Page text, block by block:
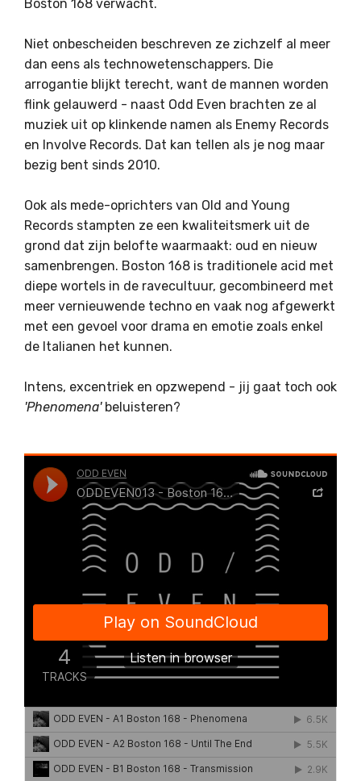
Boston 168 verwacht.
Niet onbescheiden beschreven ze zichzelf al meer
dan eens als technowetenschappers. Die
arrogantie blijkt terecht, want de mannen worden
flink gelauwerd - naast Odd Even brachten ze al
muziek uit op klinkende namen als Enemy Records
en Involve Records. Dat kan tellen als je nog maar
bezig bent sinds 2010.
Ook als mede-oprichters van Old and Young
Records stampten ze een kwaliteitsmerk uit de
grond dat zijn belofte waarmaakt: oud en nieuw
samenbrengen. Boston 168 is traditionele acid met
diepe wortels in de ravecultuur, gecombineerd met
meer vernieuwende techno en vaak nog afgewerkt
met een gevoel voor drama en emotie zoals enkel
de Italianen het kunnen.
Intens, excentriek en opzwepend - jij gaat toch ook
'Phenomena'beluisteren?